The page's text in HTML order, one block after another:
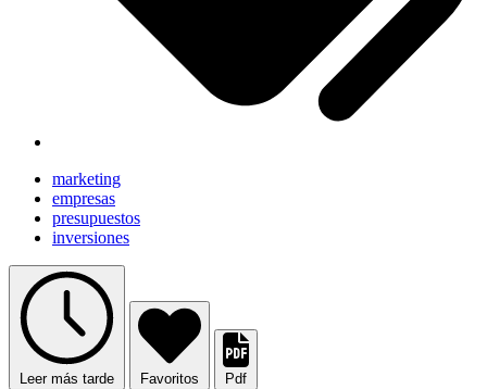
marketing
empresas
presupuestos
inversiones
Leer más tarde Favoritos Pdf